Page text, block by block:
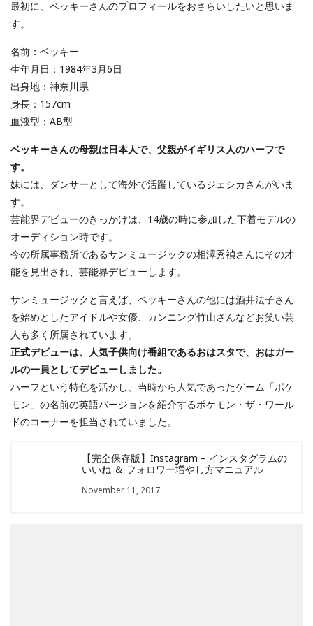
最初に、ベッキーさんのプロフィールをおさらいしたいと思いま
す。
名前：ベッキー
生年月日：1984年3月6日
出身地：神奈川県
身長：157cm
血液型：AB型
ベッキーさんの母親は日本人で、父親がイギリス人のハーフで
す。
妹には、ダンサーとして海外で活躍しているジェシカさんがいま
す。
芸能界デビューのきっかけは、14歳の時に参加した下着モデルの
オーディション時です。
今の所属事務所であるサンミュージックの相澤秀禎さんにその才
能を見出され、芸能界デビューします。
サンミュージックと言えば、ベッキーさんの他には酒井法子さん
を始めとしたアイドルや女優、カンニング竹山さんなどお笑い芸
人も多く所属されています。
正式デビューは、人気子供向け番組であるおはスタで、おはガー
ルの一員としてデビューしました。
ハーフという特色を活かし、当時から人気であったゲーム「ポケ
モン」の名前の英語バージョンを紹介するポケモン・ザ・ワール
ドのコーナーを担当されていました。
【完全保存版】Instagram – インスタグラムの
いいね ＆ フォロワー増やし方マニュアル
November 11, 2017